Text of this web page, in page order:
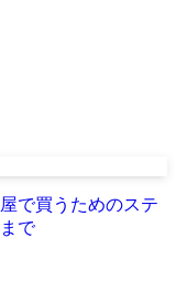
で買うためのステ
で